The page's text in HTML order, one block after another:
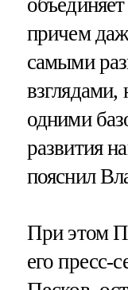
причем
самыми
одними
развития
пояснил
При этом
его пресс-